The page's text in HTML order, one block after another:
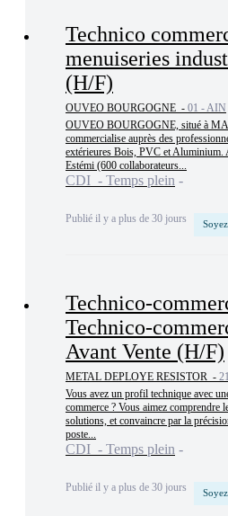
Technico
menuiseries
(H/F)
OUVEO BOURGOGNE - 01 - AIN
OUVEO BOURGOGNE, situé à
commercialise auprès des
extérieures Bois, PVC et Aluminium.
Estémi (600 collaborateurs...
CDI - Temps plein
Publié il y a plus de 30 jours
Technico-
Technico-
Avant Vente (H/F)
METAL DEPLOYE RESISTOR -
Vous avez un profil technique avec
commerce ? Vous aimez comprendre
solutions, et convaincre par la
poste...
CDI - Temps plein
Publié il y a plus de 30 jours